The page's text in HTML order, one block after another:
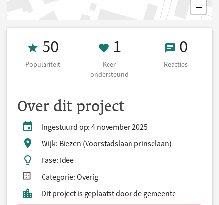
−
Populariteit 50
50
Populariteit
1 Keer
1
Keer
ondersteund
0 0
Reacties
Over dit project
Ingestuurd op: 4 november 2025
Wijk: Biezen (Voorstadslaan prinselaan)
Fase: Idee
Categorie: Overig
Dit project is geplaatst door de gemeente